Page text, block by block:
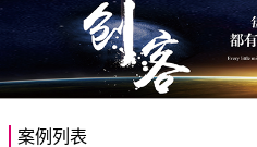
案例列表